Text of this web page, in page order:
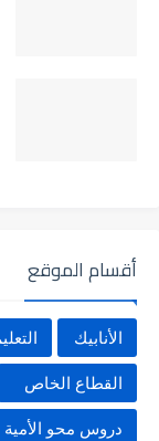
أقسام الموقع
الأنابيك
القطاع الخاص
دروس محو الأمية